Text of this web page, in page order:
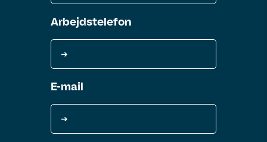
Arbejdstelefon
Arbejdstelefon​
Telefon
Arbejdsmail
E-mail
Email